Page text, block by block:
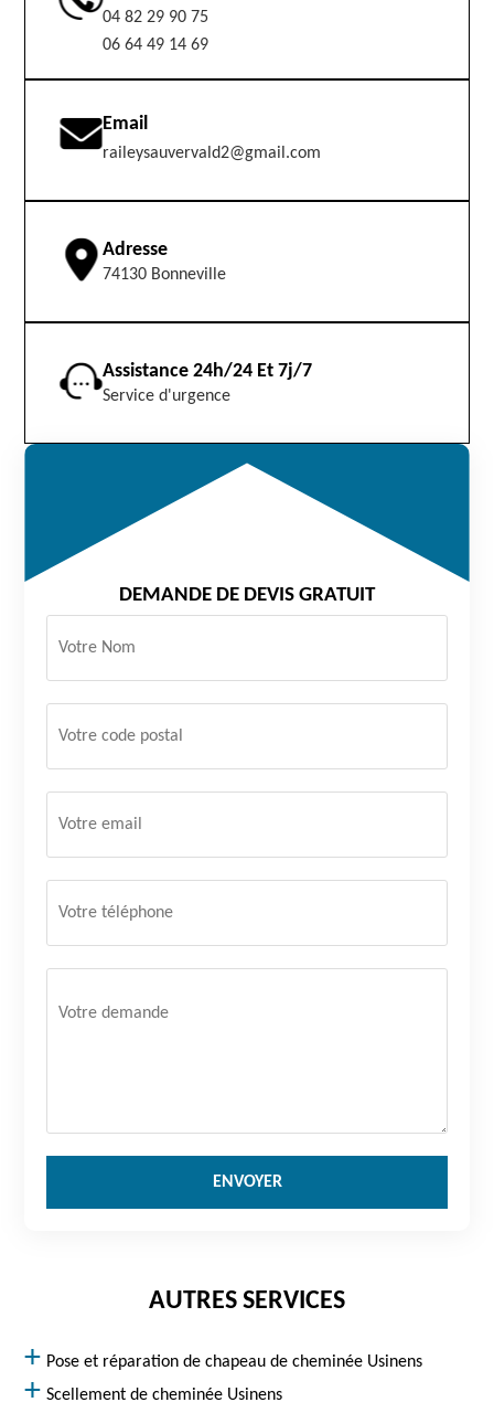
04 82 29 90 75
06 64 49 14 69
Email
raileysauvervald2@gmail.com
Adresse
74130 Bonneville
Assistance 24h/24 Et 7j/7
Service d'urgence
DEMANDE DE DEVIS GRATUIT
AUTRES SERVICES
Pose et réparation de chapeau de cheminée Usinens
Scellement de cheminée Usinens